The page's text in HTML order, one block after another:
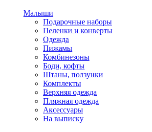
Малыши
Подарочные наборы
Пеленки и конверты
Одежда
Пижамы
Комбинезоны
Боди, кофты
Штаны, ползунки
Комплекты
Верхняя одежда
Пляжная одежда
Аксессуары
На выписку